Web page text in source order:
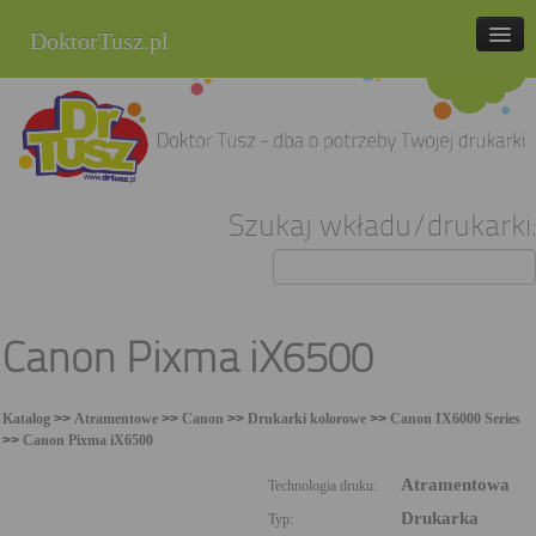
DoktorTusz.pl
tel. 857 337 337
Strona główna
Sklep internetowy
Szukaj wkładu/drukarki:
Canon Pixma iX6500
Katalog >> Atramentowe >> Canon >> Drukarki kolorowe >> Canon IX6000 Series
>> Canon Pixma iX6500
Technologia druku: Atramentowa
Typ: Drukarka